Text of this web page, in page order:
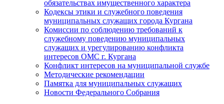
обязательствах имущественного характера
Кодексы этики и служебного поведения
муниципальных служащих города Кургана
Комиссии по соблюдению требований к
служебному поведению муниципальных
служащих и урегулированию конфликта
интересов ОМС г. Кургана
Конфликт интересов на муниципальной службе
Методические рекомендации
Памятка для муниципальных служащих
Новости Федерального Cобрания